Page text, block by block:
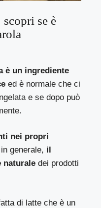
se è
è un ingrediente
ed è normale che ci
e se dopo può
nei propri
generale, il
naturale dei prodotti
di latte che è un